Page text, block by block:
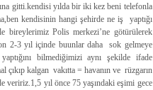
gitti.kendisi yılda bir iki kez beni telefonla
kendisinin hangi şehirde ne iş yaptığı
bireylerimiz Polis merkezi’ne götürülerek
2-3 yıl içinde buunlar daha sok gelmeye
bilmediğimizi aynı şekilde ifade
kalgan vakıtta = havanın ve rüzgarın
veririz.1,5 yıl önce 75 yaşındaki eşimi gece